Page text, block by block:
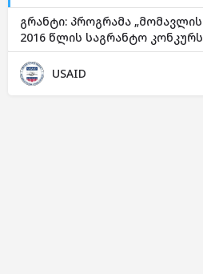
გრანტი: პროგრამა
2016 წლის საგრანტო
USAID